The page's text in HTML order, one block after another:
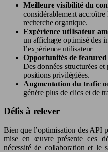
Meilleure visibilité du
considérablement
recherche organique.
Expérience utilisateur
un affichage optimisé des
l’expérience utilisateur.
Opportunités de featured
Des données structurées
positions privilégiées.
Augmentation du trafic
génère plus de clics et de
Défis à relever
Bien que l’optimisation des API
mise en œuvre présente des
nécessité de collaboration et le